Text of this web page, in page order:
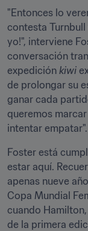
"Entonces lo
contesta Turnbull
yo!", interviene
conversación
expedición kiwi
de prolongar su
ganar cada
queremos
intentar empatar".
Foster está
estar aquí.
apenas nueve
Copa Mundial
cuando
de la primera